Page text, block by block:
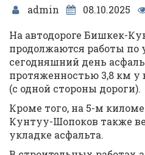
admin 08.10.2025
На автодороге Бишкек-
продолжаются работы по
сегодняшний день
протяженностью 3,8 км у
(с одной стороны дороги).
Кроме того, на 5-м
Кунтуу-Шопоков также
укладке асфальта.